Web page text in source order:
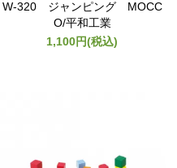
W-320 ジャンピング MOCC
O/平和工業
1,100円(税込)